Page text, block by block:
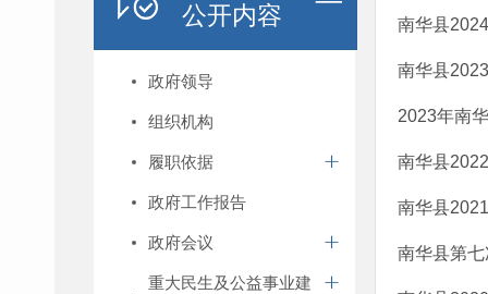
公开内容
政府领导
组织机构
履职依据
政府工作报告
政府会议
重大民生及公益事业建
南华县
南华县
2023年南
南华县
南华县
南华县第